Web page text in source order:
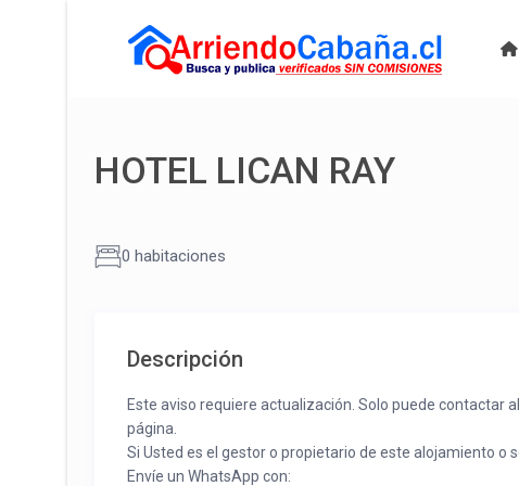
HOTEL LICAN RAY
0 habitaciones
Descripción
Este aviso requiere actualización. Solo puede contactar
página.
Si Usted es el gestor o propietario de este alojamiento o
Envíe un WhatsApp con: